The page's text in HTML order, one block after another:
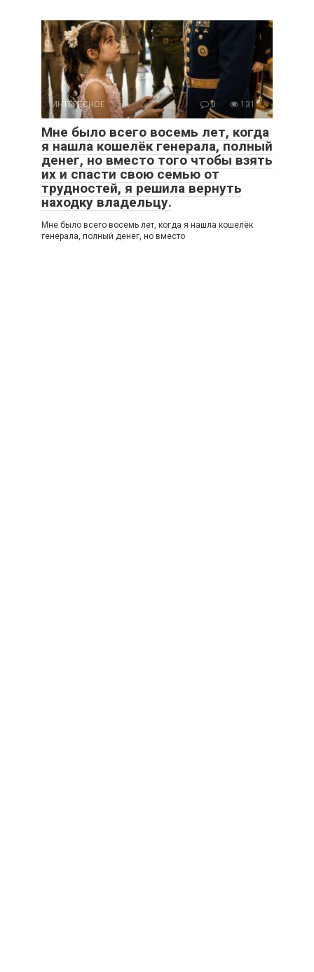
ИНТЕРЕСНОЕ 0 131
Мне было всего восемь лет, когда
я нашла кошелёк генерала, полный
денег, но вместо того чтобы взять
их и спасти свою семью от
трудностей, я решила вернуть
находку владельцу.
Мне было всего восемь лет, когда я нашла кошелёк
генерала, полный денег, но вместо